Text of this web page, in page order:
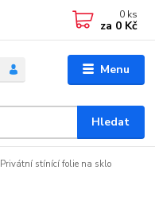
Menu
Hledat
0 ks
za 0 Kč
Privátní stínící folie na sklo